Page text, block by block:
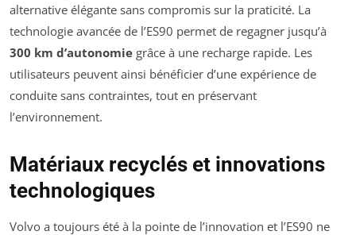
alternative élégante sans compromis sur la praticité. La
technologie avancée de l’ES90 permet de regagner jusqu’à
300 km d’autonomie grâce à une recharge rapide. Les
utilisateurs peuvent ainsi bénéficier d’une expérience de
conduite sans contraintes, tout en préservant
l’environnement.
Matériaux recyclés et innovations
technologiques
Volvo a toujours été à la pointe de l’innovation et l’ES90 ne